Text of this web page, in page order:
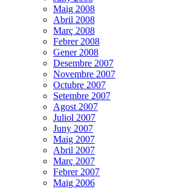
Maig 2008
Abril 2008
Març 2008
Febrer 2008
Gener 2008
Desembre 2007
Novembre 2007
Octubre 2007
Setembre 2007
Agost 2007
Juliol 2007
Juny 2007
Maig 2007
Abril 2007
Març 2007
Febrer 2007
Maig 2006